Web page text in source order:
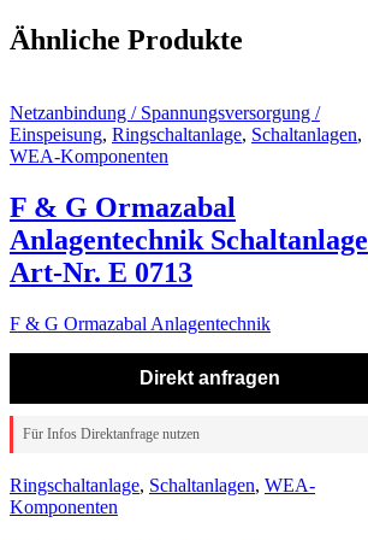
Ähnliche Produkte
Netzanbindung / Spannungsversorgung /
Einspeisung, Ringschaltanlage, Schaltanlagen,
WEA-Komponenten
F & G Ormazabal
Anlagentechnik Schaltanlage
Art-Nr. E 0713
F & G Ormazabal Anlagentechnik
Direkt anfragen
Für Infos Direktanfrage nutzen
Ringschaltanlage, Schaltanlagen, WEA-
Komponenten